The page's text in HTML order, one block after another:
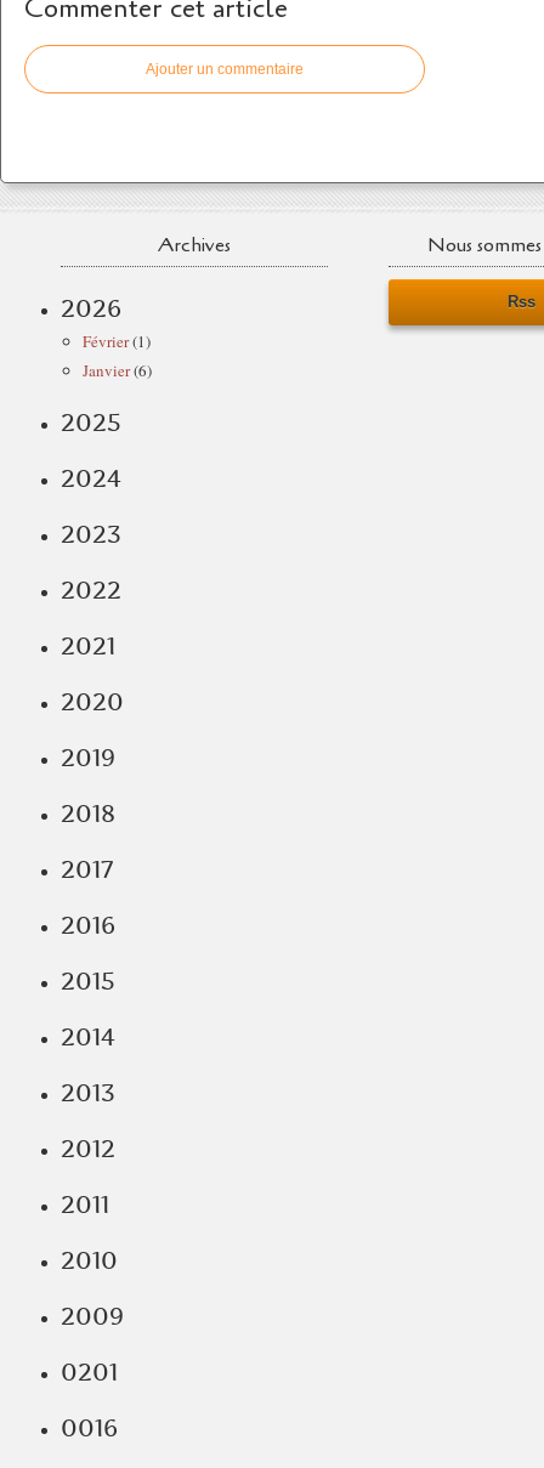
Commenter cet article
Ajouter un commentaire
Archives
2026
Février(1)
Janvier(6)
2025
2024
2023
2022
2021
2020
2019
2018
2017
2016
2015
2014
2013
2012
2011
2010
2009
0201
0016
Nous
Rss